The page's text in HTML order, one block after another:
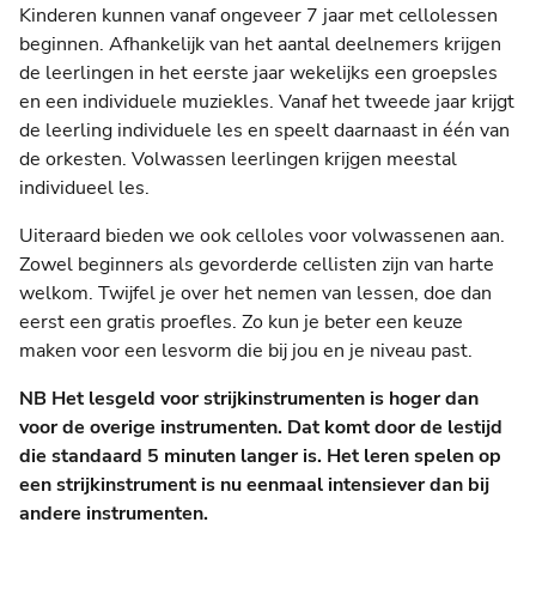
Kinderen kunnen vanaf ongeveer 7 jaar met cellolessen
beginnen. Afhankelijk van het aantal deelnemers krijgen
de leerlingen in het eerste jaar wekelijks een groepsles
en een individuele muziekles. Vanaf het tweede jaar krijgt
de leerling individuele les en speelt daarnaast in één van
de orkesten. Volwassen leerlingen krijgen meestal
individueel les.
Uiteraard bieden we ook celloles voor volwassenen aan.
Zowel beginners als gevorderde cellisten zijn van harte
welkom. Twijfel je over het nemen van lessen, doe dan
eerst een gratis proefles. Zo kun je beter een keuze
maken voor een lesvorm die bij jou en je niveau past.
NB Het lesgeld voor strijkinstrumenten is hoger dan
voor de overige instrumenten. Dat komt door de lestijd
die standaard 5 minuten langer is. Het leren spelen op
een strijkinstrument is nu eenmaal intensiever dan bij
andere instrumenten.